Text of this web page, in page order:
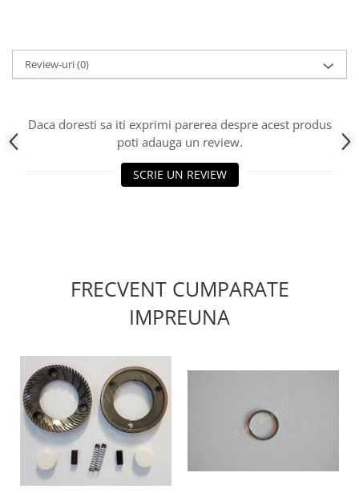
Review-uri(0)
Daca doresti sa iti exprimi parerea despre acest produs
poti adauga un review.
SCRIE UN REVIEW
FRECVENT CUMPARATE
IMPREUNA